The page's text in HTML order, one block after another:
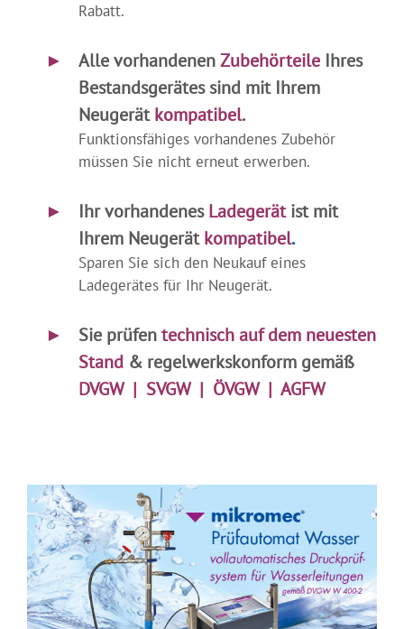
Rabatt.
► Alle vorhandenenZubehörteile Ihres
Bestandsgerätes sind mit Ihrem
Neugerät kompatibel.
Funktionsfähiges vorhandenes Zubehör
müssen Sie nicht erneut erwerben.
► Ihr vorhandenes Ladegerät ist mit
Ihrem Neugerät kompatibel.
Sparen Sie sich den Neukauf eines
Ladegerätes für Ihr Neugerät.
► Sie prüfentechnisch auf dem neuesten
Stand & regelwerkskonform gemäß
DVGW | SVGW | ÖVGW | AGFW